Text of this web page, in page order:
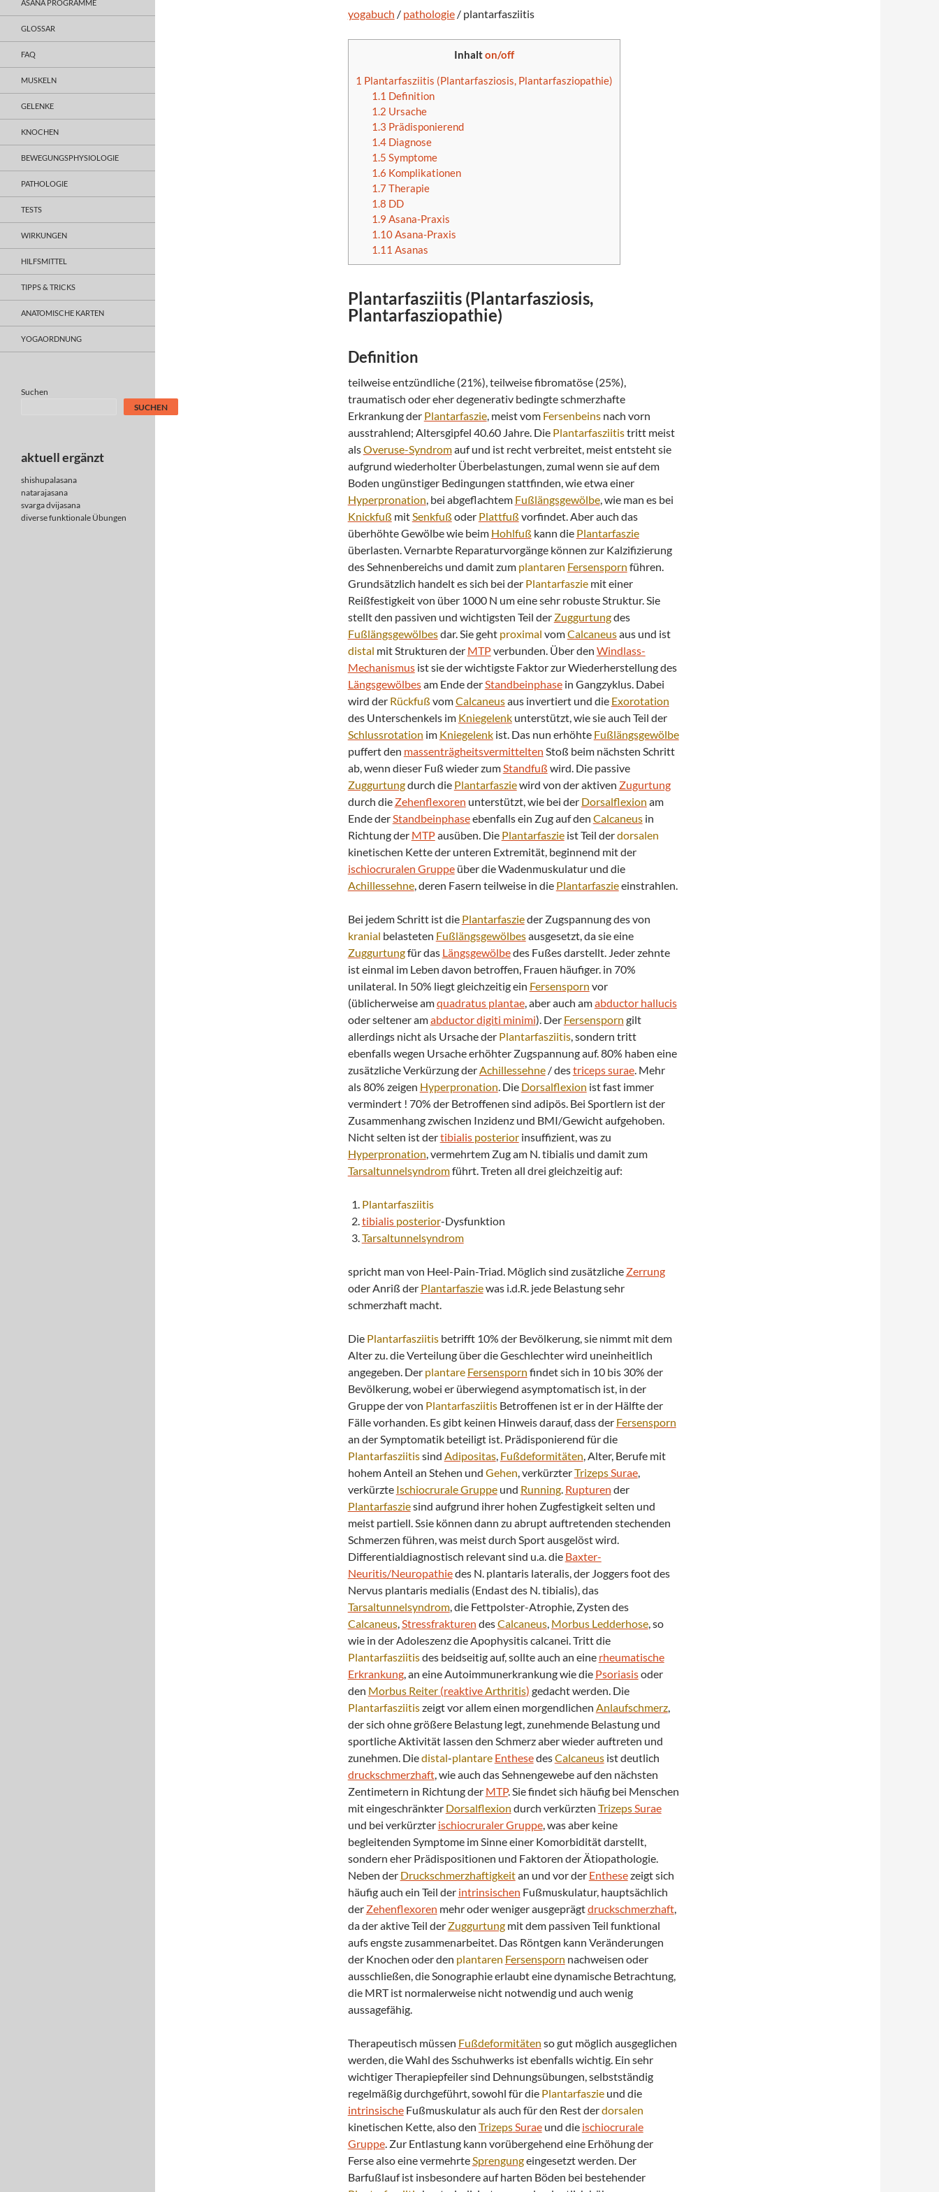
yogabuch / pathologie/ plantarfasziitis
Inhalton/off
1 Plantarfasziitis (Plantarfasziosis, Plantarfasziopathie)
1.1 Definition
1.2 Ursache
1.3 Prädisponierend
1.4Diagnose
1.5 Symptome
1.6 Komplikationen
1.7Therapie
1.8 DD
1.9 Asana-Praxis
1.10Asana-Praxis
1.11 Asanas
Plantarfasziitis(Plantarfasziosis,
Plantarfasziopathie)
Definition
teilweise entzündliche (21%), teilweise fibromatöse (25%),
traumatisch oder eher degenerativ bedingte schmerzhafte
Erkrankung der Plantarfaszie, meist vom Fersenbeinsnach vorn
ausstrahlend; Altersgipfel 40.60 Jahre. Die Plantarfasziitistritt meist
alsOveruse-Syndromauf und ist recht verbreitet, meist entsteht sie
aufgrund wiederholter Überbelastungen, zumal wenn sie auf dem
Boden ungünstiger Bedingungen stattfinden, wie etwa einer
Hyperpronation, bei abgeflachtem Fußlängsgewölbe, wie man es bei
Knickfuß mitSenkfuß oder Plattfuß vorfindet. Aber auch das
überhöhte Gewölbe wie beim Hohlfuß kann die Plantarfaszie
überlasten. Vernarbte Reparaturvorgänge können zur Kalzifizierung
des Sehnenbereichs und damit zum plantaren Fersensporn führen.
Grundsätzlich handelt es sich bei der Plantarfasziemit einer
Reißfestigkeit von über 1000 N um eine sehr robuste Struktur. Sie
stellt den passiven und wichtigsten Teil der Zuggurtungdes
Fußlängsgewölbesdar. Sie geht proximal vomCalcaneusaus und ist
distal mit Strukturen der MTPverbunden. Über den Windlass-
Mechanismusist sie der wichtigste Faktor zur Wiederherstellung des
Längsgewölbesam Ende derStandbeinphasein Gangzyklus. Dabei
wird der Rückfuß vomCalcaneusaus invertiert und die Exorotation
des Unterschenkels im Kniegelenkunterstützt, wie sie auch Teil der
Schlussrotation im Kniegelenkist. Das nun erhöhte Fußlängsgewölbe
puffert den massenträgheitsvermittelten Stoß beim nächsten Schritt
ab, wenn dieser Fuß wieder zumStandfuß wird. Die passive
Zuggurtungdurch die Plantarfasziewird von der aktiven Zugurtung
durch die Zehenflexoren unterstützt, wie bei der Dorsalflexion am
Ende derStandbeinphaseebenfalls ein Zug auf den Calcaneusin
Richtung der MTPausüben. Die Plantarfaszieist Teil derdorsalen
kinetischen Kette der unteren Extremität, beginnend mit der
ischiocruralen Gruppeüber die Wadenmuskulatur und die
Achillessehne, deren Fasern teilweise in die Plantarfaszieeinstrahlen.
Bei jedem Schritt ist die Plantarfaszieder Zugspannung des von
kranial belasteten Fußlängsgewölbesausgesetzt, da sie eine
Zuggurtungfür das Längsgewölbedes Fußes darstellt. Jeder zehnte
ist einmal im Leben davon betroffen, Frauen häufiger. in 70%
unilateral. In 50% liegt gleichzeitig ein Fersensporn vor
(üblicherweise amquadratus plantae, aber auch amabductor hallucis
oder seltener amabductor digiti minimi). Der Fersensporn gilt
allerdings nicht als Ursache der Plantarfasziitis, sondern tritt
ebenfalls wegen Ursache erhöhter Zugspannung auf. 80% haben eine
zusätzliche Verkürzung derAchillessehne/ destriceps surae. Mehr
als 80% zeigen Hyperpronation. Die Dorsalflexion ist fast immer
vermindert ! 70% der Betroffenen sind adipös. Bei Sportlern ist der
Zusammenhang zwischen Inzidenz und BMI/Gewicht aufgehoben.
Nicht selten ist dertibialis posteriorinsuffizient, was zu
Hyperpronation, vermehrtem Zug am N. tibialis und damit zum
Tarsaltunnelsyndromführt. Treten all drei gleichzeitig auf:
Plantarfasziitis
tibialis posterior-Dysfunktion
Tarsaltunnelsyndrom
spricht man von Heel-Pain-Triad. Möglich sind zusätzliche Zerrung
oder Anriß der Plantarfasziewas i.d.R. jede Belastung sehr
schmerzhaft macht.
Die Plantarfasziitisbetrifft 10% der Bevölkerung, sie nimmt mit dem
Alter zu. die Verteilung über die Geschlechter wird uneinheitlich
angegeben. Der plantare Fersensporn findet sich in 10 bis 30% der
Bevölkerung, wobei er überwiegend asymptomatisch ist, in der
Gruppe der von PlantarfasziitisBetroffenen ist er in der Hälfte der
Fälle vorhanden. Es gibt keinen Hinweis darauf, dass der Fersensporn
an der Symptomatik beteiligt ist. Prädisponierend für die
Plantarfasziitissind Adipositas, Fußdeformitäten, Alter, Berufe mit
hohem Anteil an Stehen und Gehen, verkürzterTrizepsSurae,
verkürzte Ischiocrurale Gruppeund Running. Rupturen der
Plantarfasziesind aufgrund ihrer hohen Zugfestigkeit selten und
meist partiell. Ssie können dann zu abrupt auftretenden stechenden
Schmerzen führen, was meist durch Sport ausgelöst wird.
Differentialdiagnostisch relevant sind u.a. die Baxter-
Neuritis/Neuropathiedes N. plantaris lateralis, der Joggers foot des
Nervus plantaris medialis (Endast des N. tibialis), das
Tarsaltunnelsyndrom, die Fettpolster-Atrophie, Zysten des
Calcaneus,Stressfrakturen desCalcaneus, Morbus Ledderhose, so
wie in der Adoleszenz die Apophysitis calcanei. Tritt die
Plantarfasziitisdes beidseitig auf, sollte auch an eine rheumatische
Erkrankung, an eine Autoimmunerkrankung wie die Psoriasisoder
den Morbus Reiter(reaktiveArthritis) gedacht werden. Die
Plantarfasziitiszeigt vor allem einen morgendlichen Anlaufschmerz,
der sich ohne größere Belastung legt, zunehmende Belastung und
sportliche Aktivität lassen den Schmerz aber wieder auftreten und
zunehmen. Diedistal-plantare EnthesedesCalcaneusist deutlich
druckschmerzhaft, wie auch das Sehnengewebe auf den nächsten
Zentimetern in Richtung der MTP. Sie findet sich häufig bei Menschen
mit eingeschränkter Dorsalflexion durch verkürzten TrizepsSurae
und bei verkürzter ischiocruraler Gruppe, was aber keine
begleitenden Symptome im Sinne einer Komorbidität darstellt,
sondern eher Prädispositionen und Faktoren der Ätiopathologie.
Neben der Druckschmerzhaftigkeitan und vor der Enthesezeigt sich
häufig auch ein Teil der intrinsischen Fußmuskulatur, hauptsächlich
der Zehenflexoren mehr oder weniger ausgeprägtdruckschmerzhaft,
da der aktive Teil der Zuggurtungmit dem passiven Teil funktional
aufs engste zusammenarbeitet. Das Röntgen kann Veränderungen
der Knochen oder den plantaren Fersensporn nachweisen oder
ausschließen, die Sonographie erlaubt eine dynamische Betrachtung,
die MRT ist normalerweise nicht notwendig und auch wenig
aussagefähig.
Therapeutisch müssen Fußdeformitäten so gut möglich ausgeglichen
werden, die Wahl des Sschuhwerks ist ebenfalls wichtig. Ein sehr
wichtiger Therapiepfeiler sind Dehnungsübungen, selbstständig
regelmäßig durchgeführt, sowohl für die Plantarfaszieund die
intrinsischeFußmuskulatur als auch für den Rest derdorsalen
kinetischen Kette, also den TrizepsSuraeund die ischiocrurale
Gruppe. Zur Entlastung kann vorübergehend eine Erhöhung der
Ferse also eine vermehrteSprengungeingesetzt werden. Der
Barfußlauf ist insbesondere auf harten Böden bei bestehender
ASANA PROGRAMME
GLOSSAR
FAQ
MUSKELN
GELENKE
KNOCHEN
BEWEGUNGSPHYSIOLOGIE
PATHOLOGIE
TESTS
WIRKUNGEN
HILFSMITTEL
TIPPS & TRICKS
ANATOMISCHE KARTEN
YOGAORDNUNG
Suchen
SUCHEN
aktuell ergänzt
shishupalasana
natarajasana
svarga dvijasana
diversefunktionale Übungen